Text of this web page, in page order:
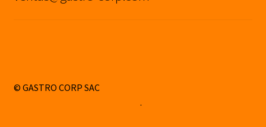
© GASTRO CORP SAC
.